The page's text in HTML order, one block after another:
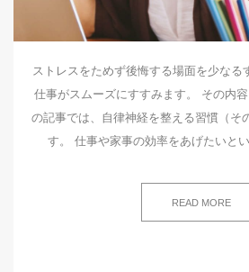
ストレスをためず後悔する場面を少なる
仕事がスムーズにすすみます。 その内
の記事では、自律神経を整える習慣（そ
す。 仕事や家事の効率をあげたいと
READ MORE